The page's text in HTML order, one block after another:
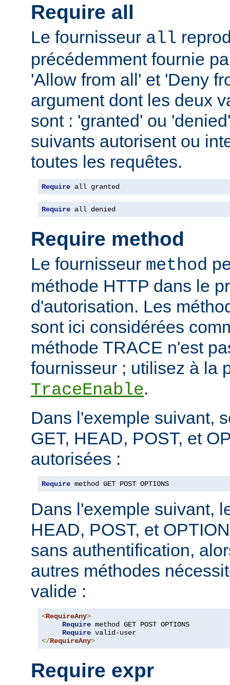
Require all
Le fournisseur all
précédemment fournie
'Allow from all' et 'Deny
argument dont les deux
sont : 'granted' ou
suivants autorisent ou
toutes les requêtes.
Require all granted
Require all denied
Require method
Le fournisseur method
méthode HTTP dans le
d'autorisation. Les
sont ici considérées
méthode TRACE n'est
fournisseur ; utilisez à la
TraceEnable.
Dans l'exemple suivant,
GET, HEAD, POST, et
autorisées :
Require method GET POST OPTIONS
Dans l'exemple suivant,
HEAD, POST, et
sans authentification,
autres méthodes
valide :
<RequireAny>
Require method GET POST OPTIONS
Require
</RequireAny>
Require expr